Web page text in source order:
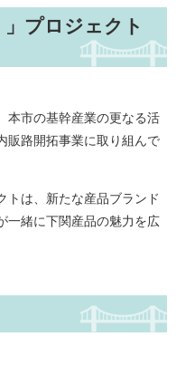
」プロジェクト
本市の基幹産業の更なる活
販路開拓事業に取り組んで
トは、新たな産品ブランド
一緒に下関産品の魅力を広